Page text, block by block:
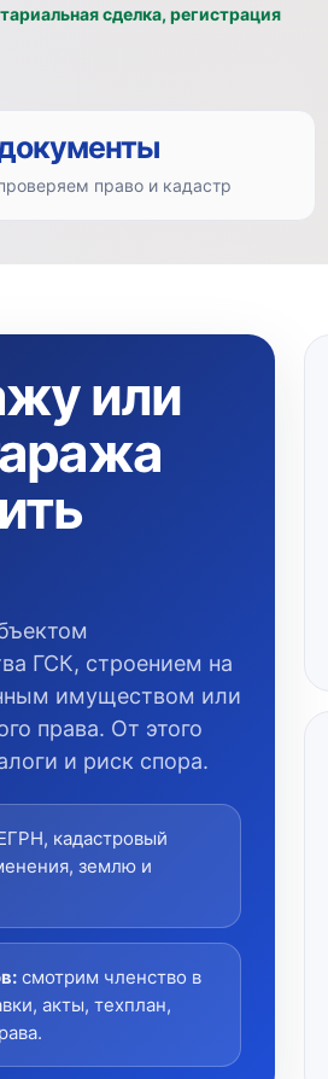
сделка, регистрация
право и кадастр
или
ГСК, строением на
имуществом или
права. От этого
и риск спора.
кадастровый
землю и
: смотрим членство в
акты, техплан,